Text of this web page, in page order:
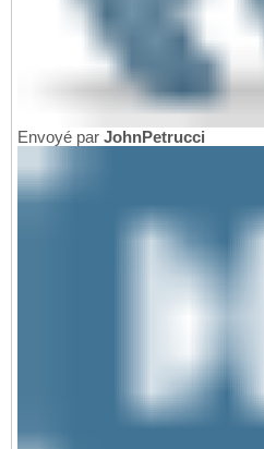
Envoyé par JohnPetrucci